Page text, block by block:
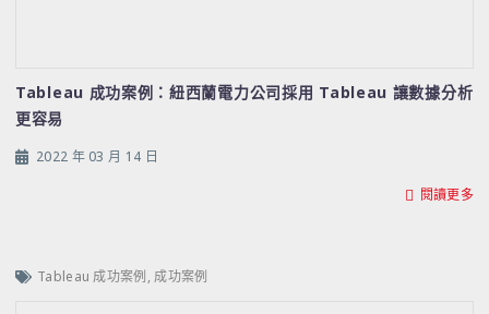
Tableau 成功案例：紐西蘭電力公司採用 Tableau 讓數據分析
更容易
2022 年 03 月 14 日
閱讀更多
Tableau 成功案例, 成功案例